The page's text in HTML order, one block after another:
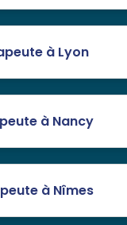
à Lyon
à Nancy
à Nîmes